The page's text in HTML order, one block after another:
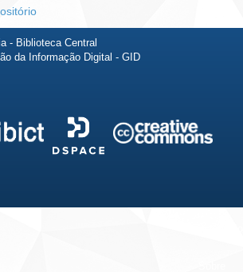
- Biblioteca Central
da Informação Digital - GID